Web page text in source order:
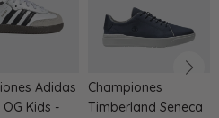
Adidas
Kids -
Championes
Timberland Seneca